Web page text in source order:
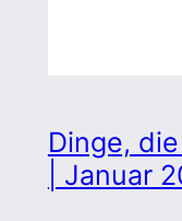
Dinge,
| Januar